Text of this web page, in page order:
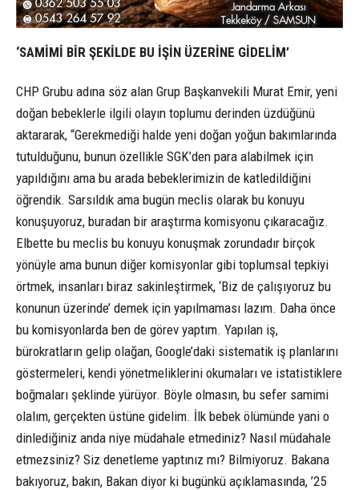
‘SAMİMİ BİR ŞEKİLDE BU İŞİN ÜZERİNE GİDELİM’
CHP Grubu adına söz alan Grup Başkanvekili Murat Emir, yeni
doğan bebeklerle ilgili olayın toplumu derinden üzdüğünü
aktararak, “Gerekmediği halde yeni doğan yoğun bakımlarında
tutulduğunu, bunun özellikle SGK’den para alabilmek için
yapıldığını ama bu arada bebeklerimizin de katledildiğini
öğrendik. Sarsıldık ama bugün meclis olarak bu konuyu
konuşuyoruz, buradan bir araştırma komisyonu çıkaracağız.
Elbette bu meclis bu konuyu konuşmak zorundadır birçok
yönüyle ama bunun diğer komisyonlar gibi toplumsal tepkiyi
örtmek, insanları biraz sakinleştirmek, ‘Biz de çalışıyoruz bu
konunun üzerinde’ demek için yapılmaması lazım. Daha önce
bu komisyonlarda ben de görev yaptım. Yapılan iş,
bürokratların gelip olağan, Google’daki sistematik iş planlarını
göstermeleri, kendi yönetmeliklerini okumaları ve istatistiklere
boğmaları şeklinde yürüyor. Böyle olmasın, bu sefer samimi
olalım, gerçekten üstüne gidelim. İlk bebek ölümünde yani o
dinlediğiniz anda niye müdahale etmediniz? Nasıl müdahale
etmezsiniz? Siz denetleme yaptınız mı? Bilmiyoruz. Bakana
bakıyoruz, bakın, Bakan diyor ki bugünkü açıklamasında, ’25